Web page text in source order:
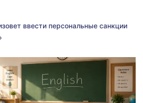
ввести персональные санкции